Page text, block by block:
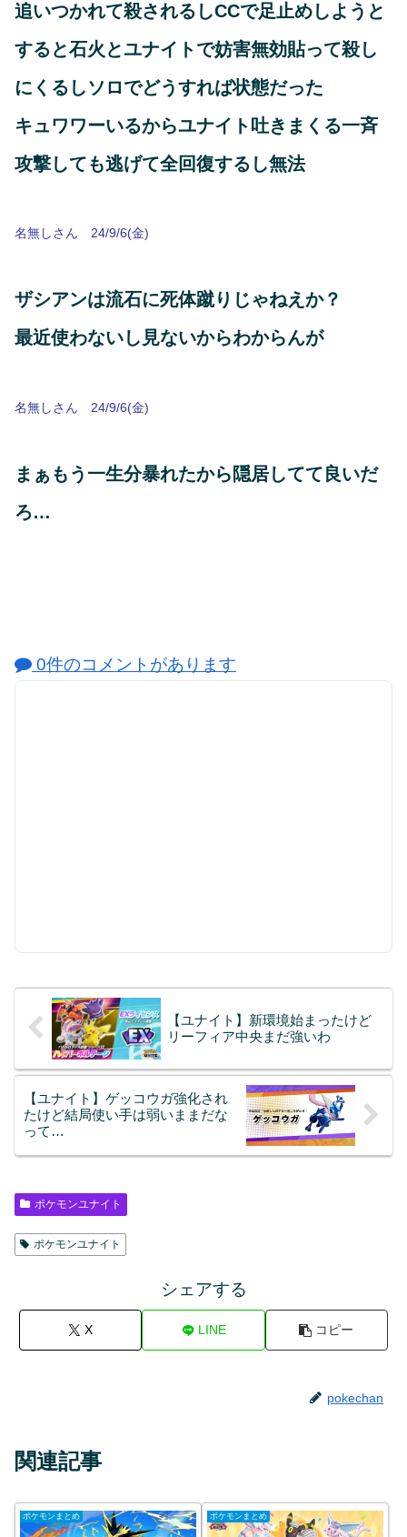
追いつかれて殺されるしCCで足止めしようと
すると石火とユナイトで妨害無効貼って殺し
にくるしソロでどうすれば状態だった
キュワワーいるからユナイト吐きまくる一斉
攻撃しても逃げて全回復するし無法
名無しさん 24/9/6(金)
ザシアンは流石に死体蹴りじゃねえか？
最近使わないし見ないからわからんが
名無しさん 24/9/6(金)
まぁもう一生分暴れたから隠居してて良いだ
ろ…
0件のコメントがあります
【ユナイト】新環境始まったけど
リーフィア中央まだ強いわ
【ユナイト】ゲッコウガ強化され
たけど結局使い手は弱いままだな
って…
ポケモンユナイト
ポケモンユナイト
シェアする
X LINE コピー
pokechan
関連記事
ポケモンまとめ ポケモンまとめ